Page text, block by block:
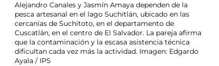
Alejandro Canales y Jasmín Amaya dependen de la
pesca artesanal en el lago Suchitlán, ubicado en las
cercanías de Suchitoto, en el departamento de
Cuscatlán, en el centro de El Salvador. La pareja afirma
que la contaminación y la escasa asistencia técnica
dificultan cada vez más la actividad. Imagen: Edgardo
Ayala / IPS